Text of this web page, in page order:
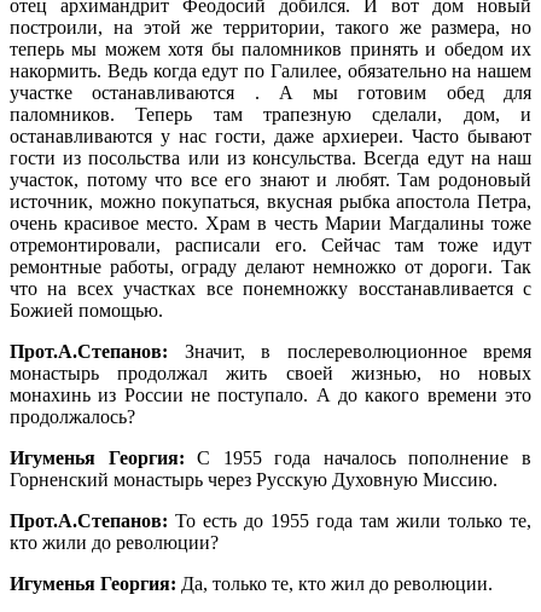
отец архимандрит Феодосий добился. И вот дом новый
построили, на этой же территории, такого же размера, но
теперь мы можем хотя бы паломников принять и обедом их
накормить. Ведь когда едут по Галилее, обязательно на нашем
участке останавливаются . А мы готовим обед для
паломников. Теперь там трапезную сделали, дом, и
останавливаются у нас гости, даже архиереи. Часто бывают
гости из посольства или из консульства. Всегда едут на наш
участок, потому что все его знают и любят. Там родоновый
источник, можно покупаться, вкусная рыбка апостола Петра,
очень красивое место. Храм в честь Марии Магдалины тоже
отремонтировали, расписали его. Сейчас там тоже идут
ремонтные работы, ограду делают немножко от дороги. Так
что на всех участках все понемножку восстанавливается с
Божией помощью.
Прот.А.Степанов: Значит, в послереволюционное время
монастырь продолжал жить своей жизнью, но новых
монахинь из России не поступало. А до какого времени это
продолжалось?
Игуменья Георгия: С 1955 года началось пополнение в
Горненский монастырь через Русскую Духовную Миссию.
Прот.А.Степанов: То есть до 1955 года там жили только те,
кто жили до революции?
Игуменья Георгия: Да, только те, кто жил до революции.